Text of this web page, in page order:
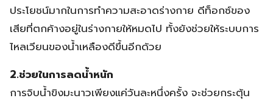
ประโยชน์มากในการทำความสะอาดร่างกาย ดีท็อกซ์ของ
เสียที่ตกค้างอยู่ในร่างกายให้หมดไป ทั้งยังช่วยให้ระบบการ
ไหลเวียนของน้ำเหลืองดีขึ้นอีกด้วย
2.ช่วยในการลดน้ำหนัก
การจิบน้ำขิงมะนาวเพียงแค่วันละหนึ่งครั้ง จะช่วยกระตุ้น